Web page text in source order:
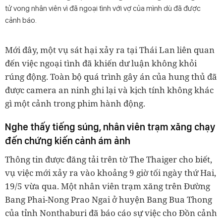
tử vong nhân viên vì đã ngoại tình với vợ của mình dù đã được
cảnh báo.
Mới đây, một vụ sát hại xảy ra tại Thái Lan liên quan
đến việc ngoại tình đã khiến dư luận không khỏi
rúng động. Toàn bộ quá trình gây án của hung thủ đã
được camera an ninh ghi lại và kịch tính không khác
gì một cảnh trong phim hành động.
Nghe thấy tiếng súng, nhân viên trạm xăng chạy
đến chứng kiến cảnh ám ảnh
Thông tin được đăng tải trên tờ The Thaiger cho biết,
vụ việc mới xảy ra vào khoảng 9 giờ tối ngày thứ Hai,
19/5 vừa qua. Một nhân viên trạm xăng trên Đường
Bang Phai-Nong Prao Ngai ở huyện Bang Bua Thong
của tỉnh Nonthaburi đã báo cáo sự việc cho Đồn cảnh